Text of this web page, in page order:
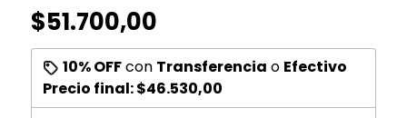
$51.700,00
10% OFFcon Transferencia o Efectivo
Precio final:$46.530,00